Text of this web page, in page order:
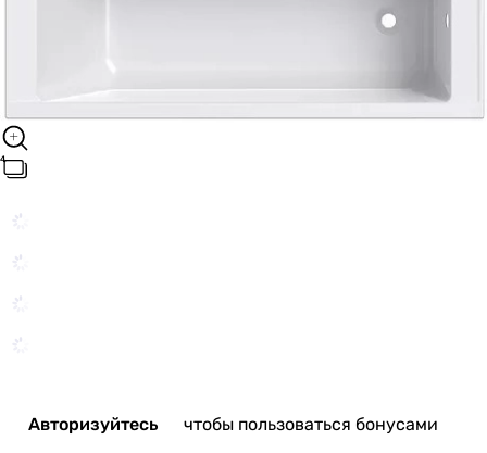
Авторизуйтесь чтобы пользоваться бонусами